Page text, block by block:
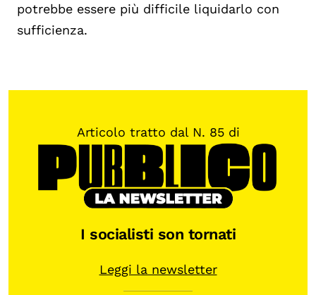
potrebbe essere più difficile liquidarlo con
sufficienza.
Articolo tratto dal N. 85 di
I socialisti son tornati
Leggi la newsletter